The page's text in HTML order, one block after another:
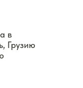
в
Грузию